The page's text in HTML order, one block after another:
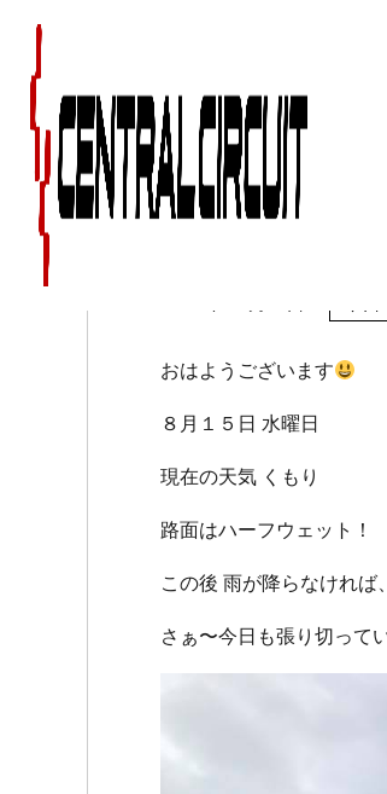
８月１５日
おはようございます
８月１５日 水曜日
現在の天気 くもり
路面はハーフウェット！
この後 雨が降らなけれ
さぁ〜今日も張り切って